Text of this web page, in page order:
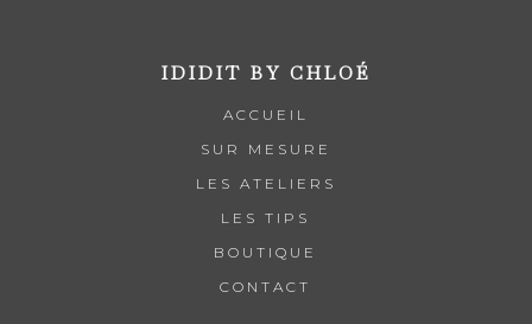
IDIDIT BY CHLOÉ
ACCUEIL
SUR MESURE
LES ATELIERS
LES TIPS
BOUTIQUE
CONTACT